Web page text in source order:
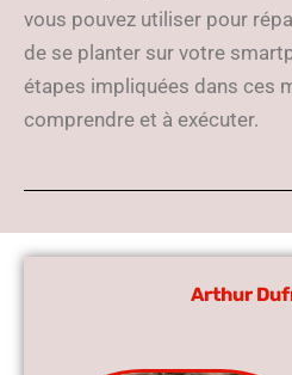
vous pouvez utiliser pour
de se planter sur votre
étapes impliquées dans ces
comprendre et à exécuter.
Arthur